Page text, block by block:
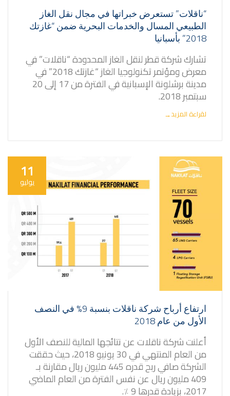
“ناقلات” تستعرض خبراتها في مجال نقل الغاز
الطبيعي المسال والخدمات البحرية ضمن “غازتك
2018” بأسبانيا
تشارك شركة قطر لنقل الغاز المحدودة “ناقلات” في
معرض ومؤتمر تكنولوجيا الغاز “غازتك 2018” في
مدينة برشلونة الإسبانية في الفترة من 17 إلى 20
سبتمبر 2018.
لقراءة المزيد→
11
يوليو
ارتفاع أرباح شركة ناقلات بنسبة 9% في النصف
الأول من عام 2018
أعلنت شركة ناقلات عن نتائجها المالية للنصف الأول
من العام المنتهي في 30 يونيو 2018، حيث حققت
الشركة صافي ربح قدره 445 مليون ريال مقارنة بـ
409 مليون ريال عن نفس الفترة من العام الماضي
2017، بزيادة قدرها 9 ٪.